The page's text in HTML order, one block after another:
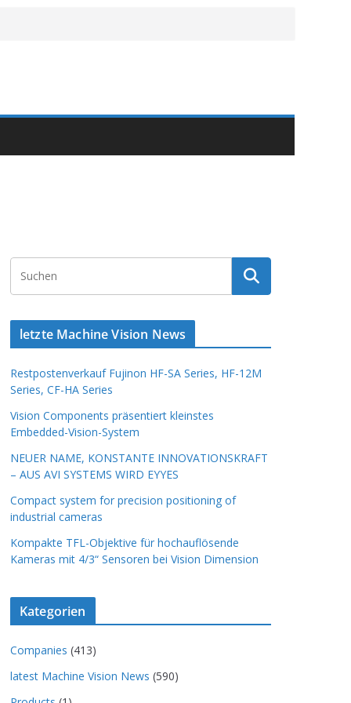
letzte Machine Vision News
Restpostenverkauf Fujinon HF-SA Series, HF-12M
Series, CF-HA Series
Vision Components präsentiert kleinstes
Embedded-Vision-System
NEUER NAME, KONSTANTE INNOVATIONSKRAFT
– AUS AVI SYSTEMS WIRD EYYES
Compact system for precision positioning of
industrial cameras
Kompakte TFL-Objektive für hochauflösende
Kameras mit 4/3“ Sensoren bei Vision Dimension
Kategorien
Companies (413)
latest Machine Vision News (590)